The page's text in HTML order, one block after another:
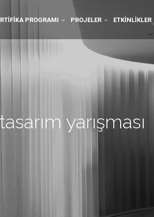
PROGRAMI PROJELER ETKINLIKLER